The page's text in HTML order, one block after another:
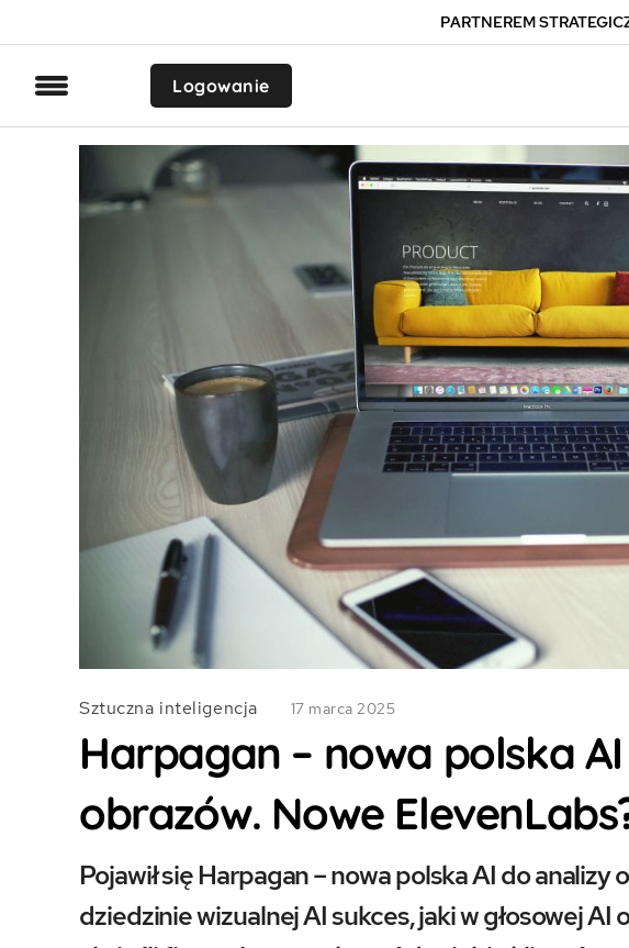
PARTNEREM
Logowanie
Sztuczna inteligencja 17 marca 2025
Harpagan – nowa polska
obrazów. Nowe
Pojawił się Harpagan – nowa polska AI do analizy
dziedzinie wizualnej AI sukces, jaki w głosowej AI